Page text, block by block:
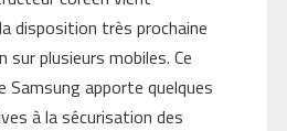
disposition très prochaine
sur plusieurs mobiles. Ce
Samsung apporte quelques
à la sécurisation des